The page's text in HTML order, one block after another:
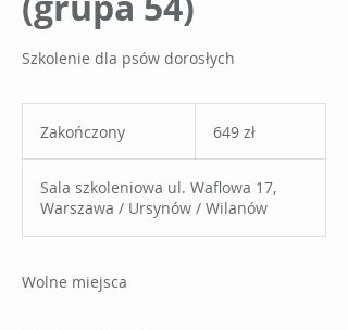
Szkolenie dla psów dorosłych
Zakończony
o
ń
c
o
polskich
649 zł
Sala szkoleniowa ul. Waflowa 17,
Warszawa / Ursynów / Wilanów
Wolne miejsca